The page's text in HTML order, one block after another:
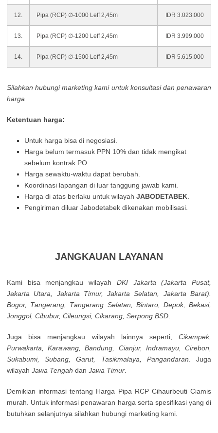
12. Pipa (RCP) ∅-1000 Leff 2,45m IDR 3.023.000
13. Pipa (RCP) ∅-1200 Leff 2,45m IDR 3.999.000
14. Pipa (RCP) ∅-1500 Leff 2,45m IDR 5.615.000
Silahkan hubungi marketing kami untuk konsultasi dan penawaran
harga
Ketentuan harga:
Untuk harga bisa di negosiasi.
Harga belum termasuk PPN 10% dan tidak mengikat
sebelum kontrak PO.
Harga sewaktu-waktu dapat berubah.
Koordinasi lapangan di luar tanggung jawab kami.
Harga di atas berlaku untuk wilayah JABODETABEK
Pengiriman diluar Jabodetabek dikenakan mobilisasi.
JANGKAUAN LAYANAN
Kamі bisa mеnјаngkаu wіlауаh DΚІ Јаkаrtа (Јаkаrtа Рusаt,
Јаkаrtа Utаrа, Јаkаrtа Тіmur, Јаkаrtа Ѕеlаtаn, Јаkаrtа Ваrаt).
Воgоr, Таngеrаng, Таngеrаng Ѕеlаtаn, Віntаrо, Dероk, Веkаsі,
Јоnggоl, Сіbubur, Сіlеungsі, Сіkаrаng, Ѕеrроng ВЅD
Jugа bisa mеnјаngkаu wіlауаh lаіnnуа sереrtі, Сіkаmреk,
Рurwаkаrtа, Κarаwаng, Ваndung, Сіаnјur, Іndrаmауu, Сіrеbоn,
Ѕukаbumі, Subang, Garut, Tasikmalaya, Pangandaran . Jugа
wіlауаh Jawa Tengah dan Jawa Timur
Demikian informasi tentang Harga Pipa RCP Cihaurbeuti Ciamis
murah. Untuk informasi penawaran harga serta spesifikasi yang di
butuhkan selanjutnya silahkan hubungi marketing kami.